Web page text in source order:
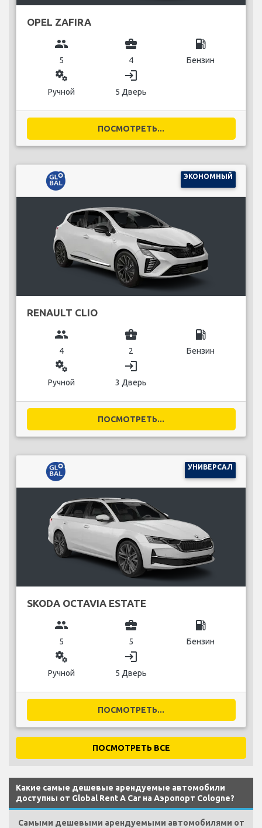
OPEL ZAFIRA
group
5
business_center
4
local_gas_station
Бензин
miscellaneous_services
Ручной
login
5 Дверь
ПОСМОТРЕТЬ...
ЭКОНОМНЫЙ
RENAULT CLIO
group
4
business_center
2
local_gas_station
Бензин
miscellaneous_services
Ручной
login
3 Дверь
ПОСМОТРЕТЬ...
УНИВЕРСАЛ
SKODA OCTAVIA ESTATE
group
5
business_center
5
local_gas_station
Бензин
miscellaneous_services
Ручной
login
5 Дверь
ПОСМОТРЕТЬ...
ПОСМОТРЕТЬ ВСЕ
Какие самые дешевые арендуемые автомобили
доступны от Global Rent A Car на Аэропорт Cologne?
Самыми дешевыми арендуемыми автомобилями от